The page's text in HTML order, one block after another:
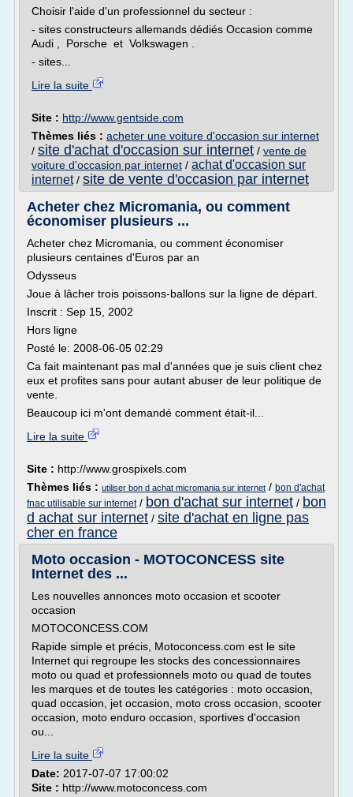
Choisir l'aide d'un professionnel du secteur :
- sites constructeurs allemands dédiés Occasion comme
Audi , Porsche et Volkswagen .
- sites...
Lire la suite
Site : http://www.gentside.com
Thèmes liés : acheter une voiture d'occasion sur internet
/ site d'achat d'occasion sur internet / vente de
voiture d'occasion par internet / achat d'occasion sur
internet/ site de vente d'occasion par internet
Acheter chez Micromania, ou comment
économiser plusieurs ...
Acheter chez Micromania, ou comment économiser
plusieurs centaines d'Euros par an
Odysseus
Joue à lâcher trois poissons-ballons sur la ligne de départ.
Inscrit : Sep 15, 2002
Hors ligne
Posté le: 2008-06-05 02:29
Ca fait maintenant pas mal d'années que je suis client chez
eux et profites sans pour autant abuser de leur politique de
vente.
Beaucoup ici m'ont demandé comment était-il...
Lire la suite
Site : http://www.grospixels.com
Thèmes liés : utiliser bon d achat micromania sur internet / bon d'achat
fnac utilisable sur internet/ bon d'achat sur internet / bon
d achat sur internet / site d'achat en ligne pas
cher en france
Moto occasion - MOTOCONCESS site
Internet des ...
Les nouvelles annonces moto occasion et scooter
occasion
MOTOCONCESS.COM
Rapide simple et précis, Motoconcess.com est le site
Internet qui regroupe les stocks des concessionnaires
moto ou quad et professionnels moto ou quad de toutes
les marques et de toutes les catégories : moto occasion,
quad occasion, jet occasion, moto cross occasion, scooter
occasion, moto enduro occasion, sportives d'occasion
ou...
Lire la suite
Date: 2017-07-07 17:00:02
Site : http://www.motoconcess.com